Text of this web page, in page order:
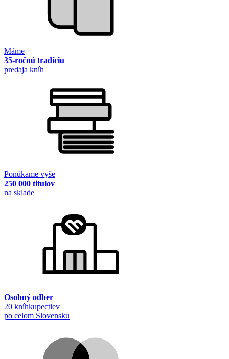
Máme
35-ročnú tradíciu
predaja kníh
Ponúkame vyše
250 000 titulov
na sklade
Osobný odber
20 kníhkupectiev
po celom Slovensku